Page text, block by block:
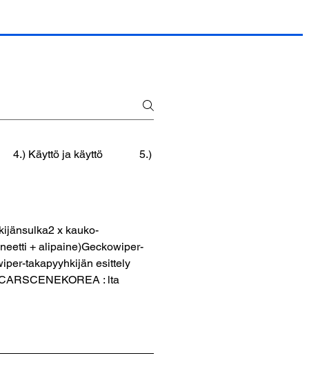
4.) Käyttö ja käyttö 5.) Huolto ja vianmääritys
x kauko-
+ alipaine)Geckowiper-
takapyyhkijän esittely
: lta